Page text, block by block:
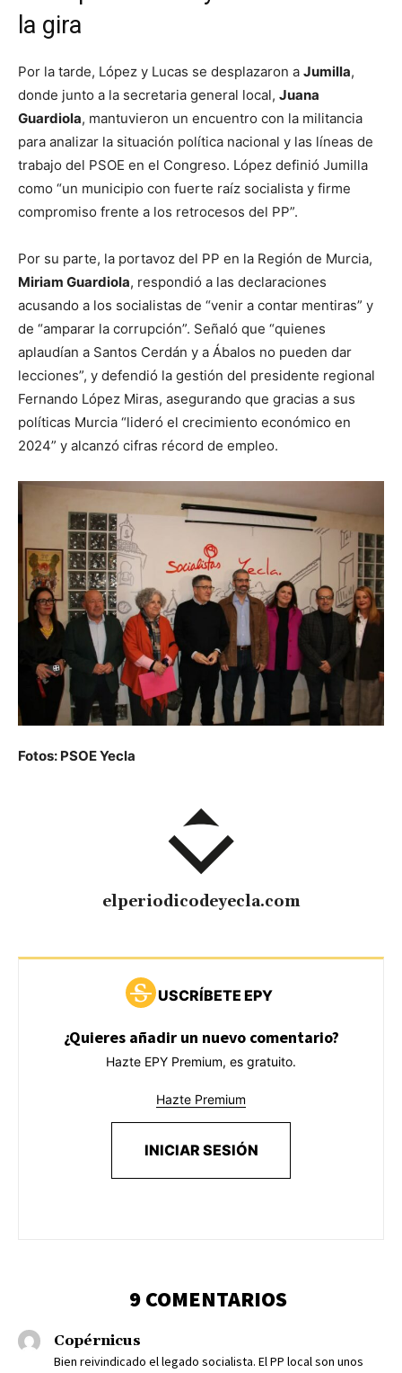
la gira
Por la tarde, López y Lucas se desplazaron a Jumilla,
donde junto a la secretaria general local, Juana
Guardiola, mantuvieron un encuentro con la militancia
para analizar la situación política nacional y las líneas de
trabajo del PSOE en el Congreso. López definió Jumilla
como “un municipio con fuerte raíz socialista y firme
compromiso frente a los retrocesos del PP”.
Por su parte, la portavoz del PP en la Región de Murcia,
Miriam Guardiola, respondió a las declaraciones
acusando a los socialistas de “venir a contar mentiras” y
de “amparar la corrupción”. Señaló que “quienes
aplaudían a Santos Cerdán y a Ábalos no pueden dar
lecciones”, y defendió la gestión del presidente regional
Fernando López Miras, asegurando que gracias a sus
políticas Murcia “lideró el crecimiento económico en
2024” y alcanzó cifras récord de empleo.
Fotos: PSOE Yecla
elperiodicodeyecla.com
USCRÍBETE EPY
¿Quieres añadir un nuevo comentario?
Hazte EPY Premium, es gratuito.
Hazte Premium
INICIAR SESIÓN
9 COMENTARIOS
Copérnicus
Bien reivindicado el legado socialista. El PP local son unos